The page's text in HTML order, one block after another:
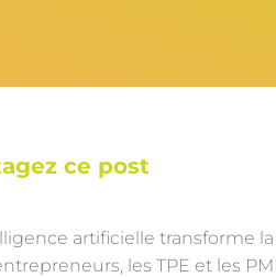
ce post
artificielle transforme
les TPE et les